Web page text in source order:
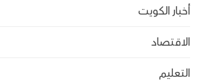
أخبار الكويت
الاقتصاد
التعليم